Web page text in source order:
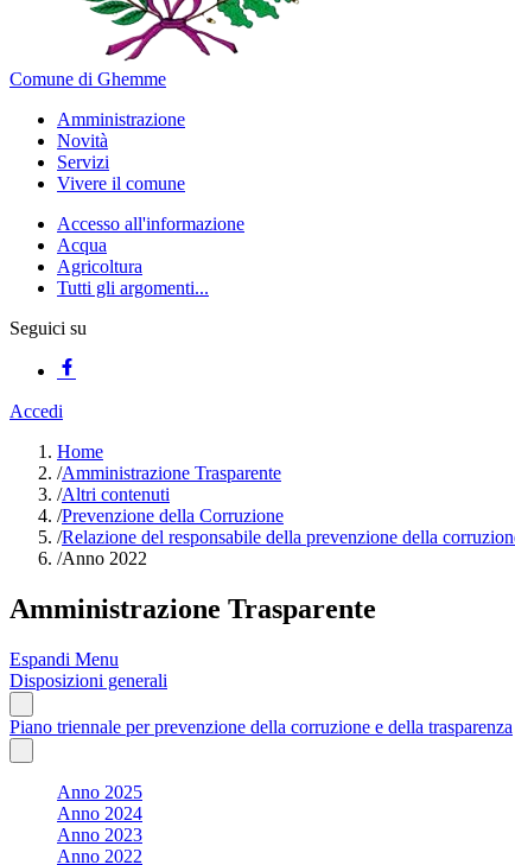
Comune di Ghemme
Amministrazione
Novità
Servizi
Vivere il comune
Accesso all'informazione
Acqua
Agricoltura
Tutti gli argomenti...
Seguici su
Accedi
Home
/Amministrazione Trasparente
/Altri contenuti
/Prevenzione della Corruzione
/Relazione del responsabile della prevenzione della
/Anno 2022
Amministrazione Trasparente
Espandi Menu
Disposizioni generali
Piano triennale per prevenzione della corruzione e della trasparenza
Anno 2025
Anno 2024
Anno 2023
Anno 2022